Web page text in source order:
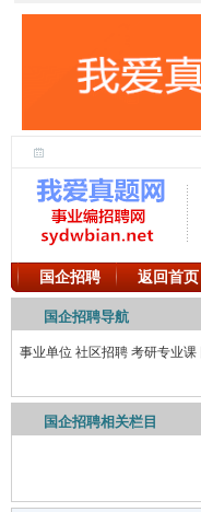
国企招聘 返回首页
国企招聘导航
事业单位 社区招聘 考研专业课
国企招聘相关栏目